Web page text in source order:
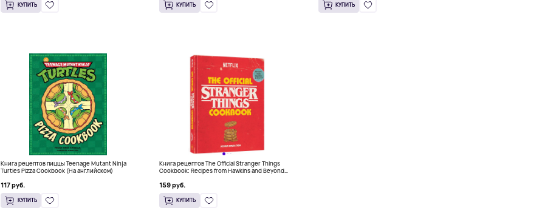
КУПИТЬ КУПИТЬ КУПИТЬ
Книга рецептов пиццы Teenage Mutant Ninja
Turtles Pizza Cookbook (На английском)
117 руб.
КУПИТЬ
Книга рецептов The Official Stranger Things
Cookbook: Recipes from Hawkins and Beyond
159 руб.
КУПИТЬ